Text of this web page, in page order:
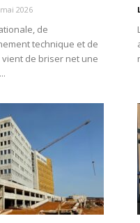
2026
de
technique et de
de briser net une